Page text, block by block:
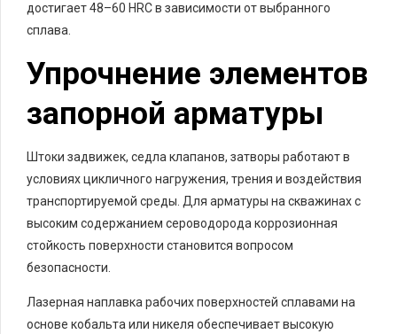
достигает 48–60 HRC в зависимости от выбранного
сплава.
Упрочнение элементов
запорной арматуры
Штоки задвижек, седла клапанов, затворы работают в
условиях цикличного нагружения, трения и воздействия
транспортируемой среды. Для арматуры на скважинах с
высоким содержанием сероводорода коррозионная
стойкость поверхности становится вопросом
безопасности.
Лазерная наплавка рабочих поверхностей сплавами на
основе кобальта или никеля обеспечивает высокую